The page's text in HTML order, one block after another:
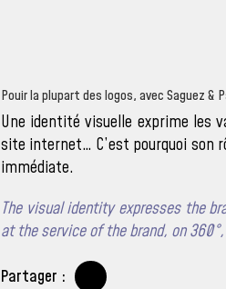
Pouir la plupart des logos, avec Saguez
Une identité visuelle exprime les
site internet… C’est pourquoi son
immédiate.
The visual identity expresses the
at the service of the brand, on
Partager :